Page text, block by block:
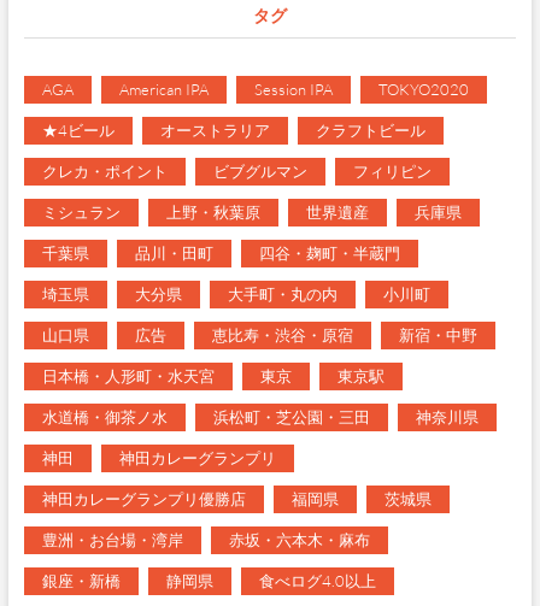
タグ
AGA American IPA Session IPA TOKYO2020
★4ビール オーストラリア クラフトビール
クレカ・ポイント ビブグルマン フィリピン
ミシュラン 上野・秋葉原 世界遺産 兵庫県
千葉県 品川・田町 四谷・麹町・半蔵門
埼玉県 大分県 大手町・丸の内 小川町
山口県 広告 恵比寿・渋谷・原宿 新宿・中野
日本橋・人形町・水天宮 東京 東京駅
水道橋・御茶ノ水 浜松町・芝公園・三田 神奈川県
神田 神田カレーグランプリ
神田カレーグランプリ優勝店 福岡県 茨城県
豊洲・お台場・湾岸 赤坂・六本木・麻布
銀座・新橋 静岡県 食べログ4.0以上